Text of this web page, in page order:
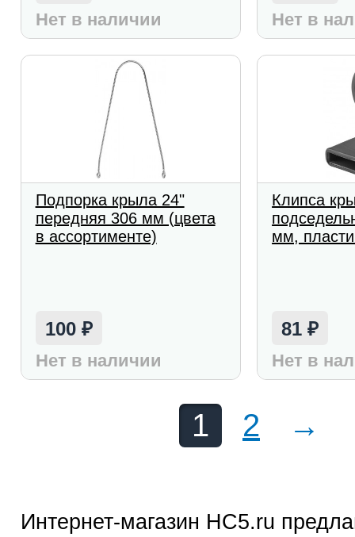
Нет в наличии Нет в
Подпорка крыла 24"
передняя 306 мм (цвета
в ассортименте)
100 ₽
Нет в наличии
Клипса
мм,
81₽
Нет в
1 2 →
Интернет-магазин HC5.ru